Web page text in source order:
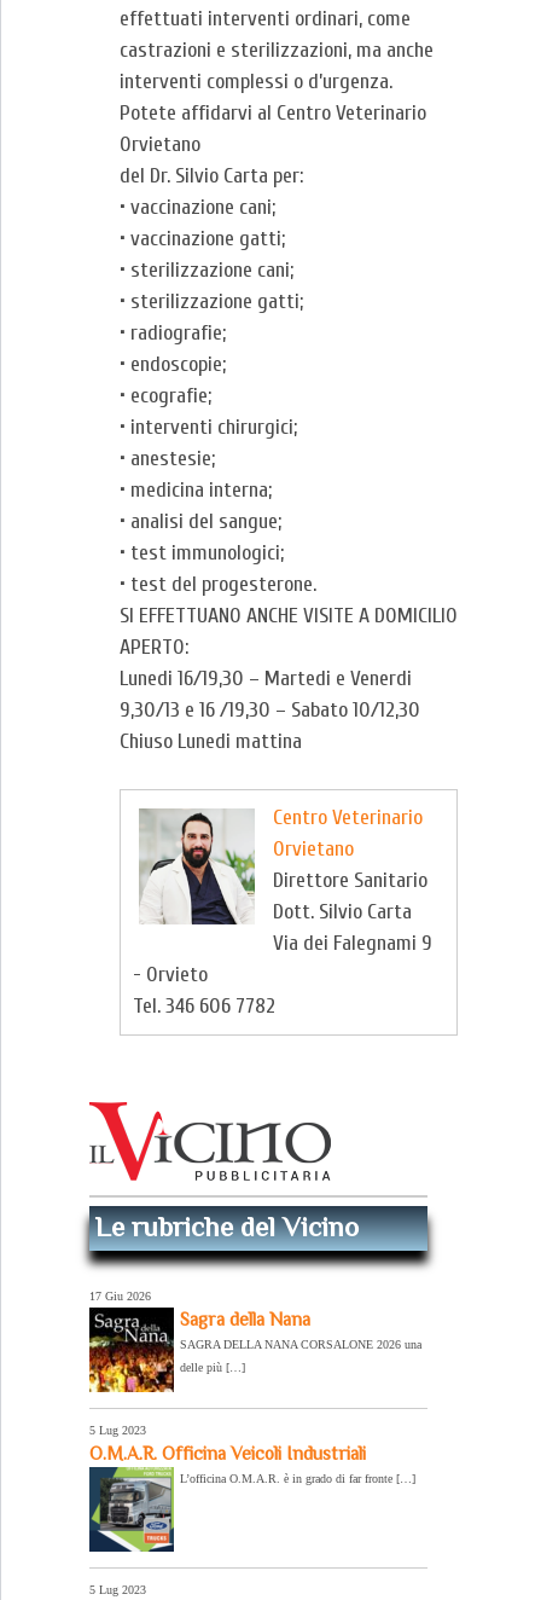
effettuati interventi ordinari, come
castrazioni e sterilizzazioni, ma anche
interventi complessi o d’urgenza.
Potete affidarvi al Centro Veterinario
Orvietano
del Dr. Silvio Carta per:
• vaccinazione cani;
• vaccinazione gatti;
• sterilizzazione cani;
• sterilizzazione gatti;
• radiografie;
• endoscopie;
• ecografie;
• interventi chirurgici;
• anestesie;
• medicina interna;
• analisi del sangue;
• test immunologici;
• test del progesterone.
SI EFFETTUANO ANCHE VISITE A DOMICILIO
APERTO:
Lunedi 16/19,30 – Martedi e Venerdi
9,30/13 e 16 /19,30 – Sabato 10/12,30
Chiuso Lunedi mattina
Centro Veterinario
Orvietano
Direttore Sanitario
Dott. Silvio Carta
Via dei Falegnami 9
- Orvieto
Tel. 346 606 7782
Le rubriche del Vicino
17 Giu 2026
Sagra della Nana
SAGRA DELLA NANA CORSALONE 2026 una
delle più […]
5 Lug 2023
O.M.A.R. Officina Veicoli Industriali
L’officina O.M.A.R. è in grado di far fronte […]
5 Lug 2023